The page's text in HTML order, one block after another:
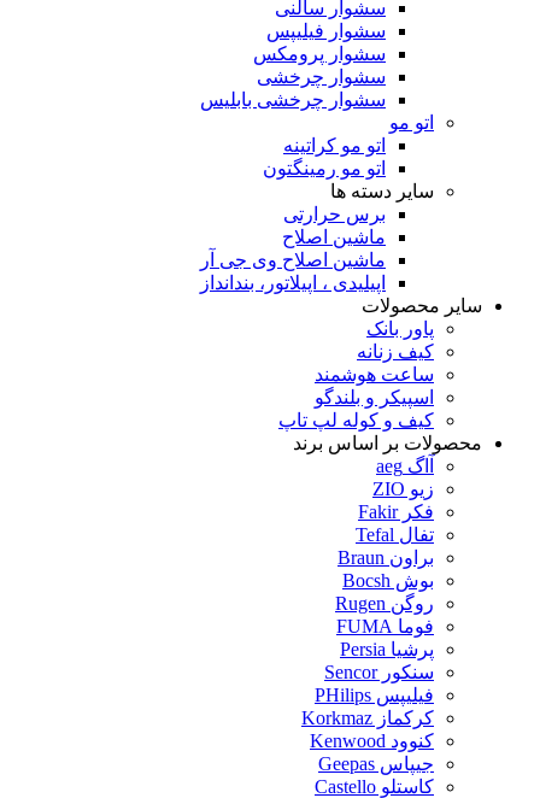
سشوار سالنی
سشوار فیلیپس
سشوار پرومکس
سشوار چرخشی
سشوار چرخشی بابلیس
اتو مو
اتو مو کراتینه
اتو مو رمینگتون
سایر دسته ها
برس حرارتی
ماشین اصلاح
ماشین اصلاح وی جی آر
اپیلیدی ، اپیلاتور، بندانداز
سایر محصولات
پاور بانک
کیف زنانه
ساعت هوشمند
اسپیکر و بلندگو
کیف و کوله لپ تاپ
محصولات بر اساس برند
آاگ aeg
زیو ZIO
فکر Fakir
تفال Tefal
براون Braun
بوش Bocsh
روگن Rugen
فوما FUMA
پرشیا Persia
سنکور Sencor
فیلیپس PHilips
کرکماز Korkmaz
کنوود Kenwood
جیپاس Geepas
کاستلو Castello